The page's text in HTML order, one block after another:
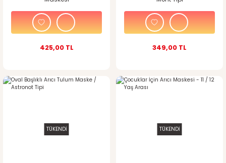
425,00 TL 349,00 TL
TÜKENDİ TÜKENDİ